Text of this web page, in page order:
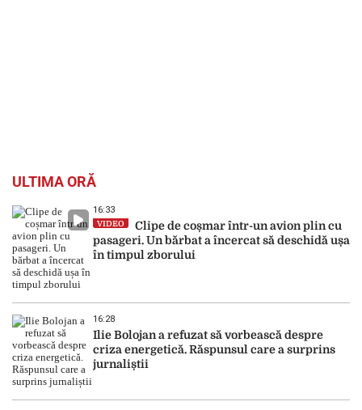
ULTIMA ORĂ
16:33
VIDEO
Clipe de coșmar într-un avion plin cu
pasageri. Un bărbat a încercat să deschidă ușa
în timpul zborului
16:28
Ilie Bolojan a refuzat să vorbească despre
criza energetică. Răspunsul care a surprins
jurnaliștii